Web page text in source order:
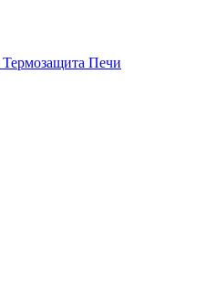
Термозащита Печи